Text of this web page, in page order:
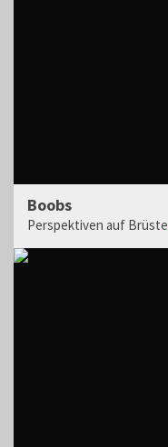
Boobs
Perspektiven auf Brüste